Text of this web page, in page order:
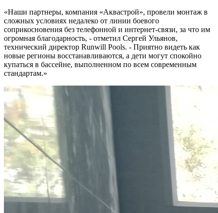
«Наши партнеры, компания «Аквастрой», провели монтаж в
сложных условиях недалеко от линии боевого
соприкосновения без телефонной и интернет-связи, за что им
огромная благодарность, - отметил Сергей Ульянов,
технический директор Runwill Pools. - Приятно видеть как
новые регионы восстанавливаются, а дети могут спокойно
купаться в бассейне, выполненном по всем современным
стандартам.»